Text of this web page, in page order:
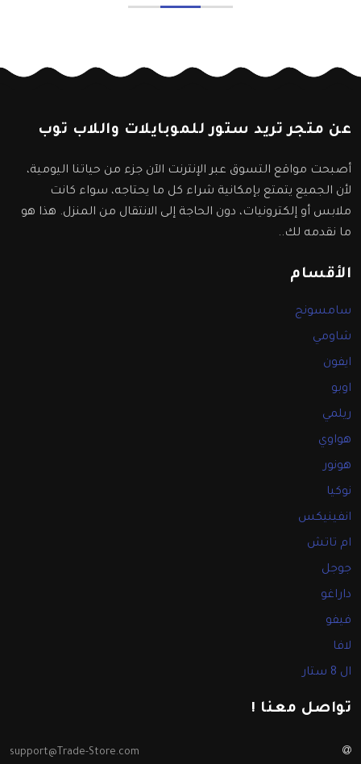
عن متجر تريد ستور للموبايلات واللاب توب
أصبحت مواقع التسوق عبر الإنترنت الآن جزء من حياتنا اليومية،
لأن الجميع يتمتع بإمكانية شراء كل ما يحتاجه، سواء كانت
ملابس أو إلكترونيات، دون الحاجة إلى الانتقال من المنزل. هذا هو
ما نقدمه لك..
الأقسام
سامسونج
شاومي
ايفون
اوبو
ريلمي
هواوي
هونور
نوكيا
انفينيكس
ام تاتش
جوجل
داراغو
فيفو
لافا
ال 8 ستار
تواصل معنا !
support@Trade-Store.com